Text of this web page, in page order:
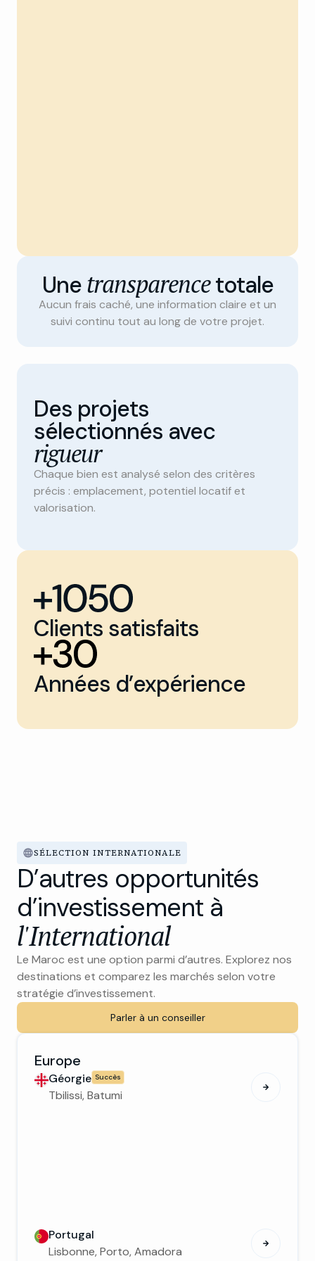
Unetransparencetotale
Aucun frais caché, une information claire et un
suivi continu tout au long de votre projet.
Des projets
sélectionnés avec
rigueur
Chaque bien est analysé selon des critères
précis : emplacement, potentiel locatif et
valorisation.
Clients satisfaits
Années d’expérience
SÉLECTION INTERNATIONALE
D’autres opportunités
d’investissement à
l'International
Le Maroc est une option parmi d’autres. Explorez nos
destinations et comparez les marchés selon votre
stratégie d’investissement.
Parler à un conseiller
Europe
Géorgie Succès
Tbilissi, Batumi
Portugal
Lisbonne, Porto, Amadora